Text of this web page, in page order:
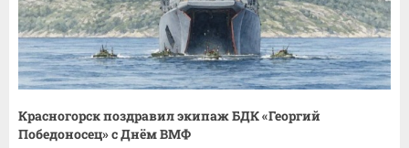
Красногорск поздравил экипаж БДК «Георгий
Победоносец» с Днём ВМФ